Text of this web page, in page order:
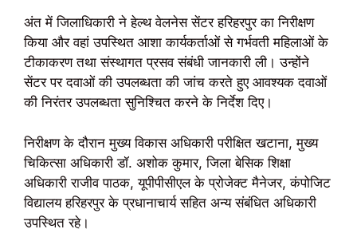
अंत में जिलाधिकारी ने हेल्थ वेलनेस सेंटर हरिहरपुर का निरीक्षण
किया और वहां उपस्थित आशा कार्यकर्ताओं से गर्भवती महिलाओं के
टीकाकरण तथा संस्थागत प्रसव संबंधी जानकारी ली। उन्होंने
सेंटर पर दवाओं की उपलब्धता की जांच करते हुए आवश्यक दवाओं
की निरंतर उपलब्धता सुनिश्चित करने के निर्देश दिए।
निरीक्षण के दौरान मुख्य विकास अधिकारी परीक्षित खटाना, मुख्य
चिकित्सा अधिकारी डॉ. अशोक कुमार, जिला बेसिक शिक्षा
अधिकारी राजीव पाठक, यूपीपीसीएल के प्रोजेक्ट मैनेजर, कंपोजिट
विद्यालय हरिहरपुर के प्रधानाचार्य सहित अन्य संबंधित अधिकारी
उपस्थित रहे।